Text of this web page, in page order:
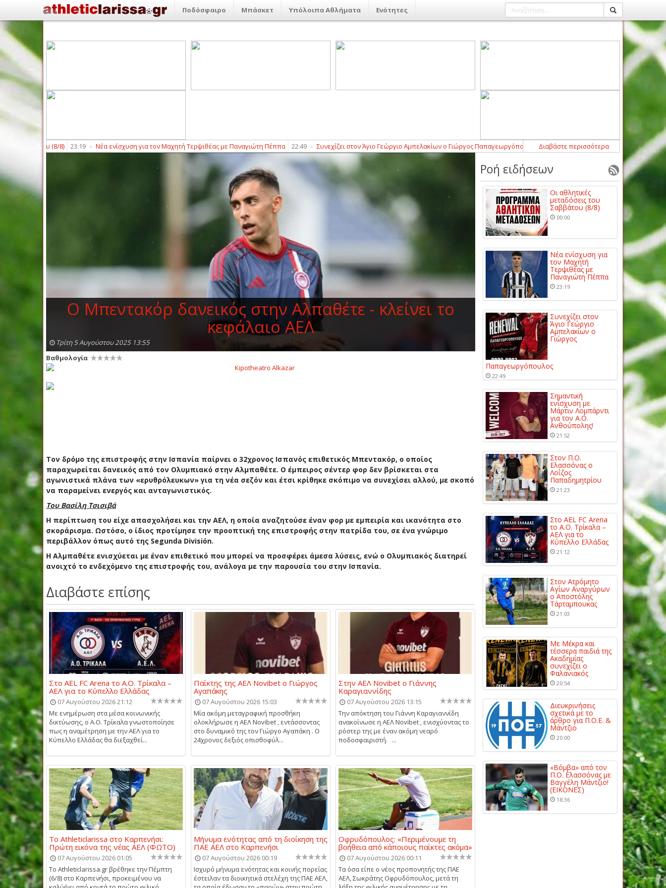
Ποδόσφαιρο Μπάσκετ Υπόλοιπα Αθλήματα Ενότητες
23:19 Νέα ενίσχυση για τον Μαχητή Τερψιθέας με Παναγιώτη Πέππα 22:49 Συνεχίζει στον Άγιο Γεώργιο Αμπελακίων ο Γιώργος Παπαγεωργόπουλος 21:52 - Σημαντική ενίσχυση με Μάρτιν
Διαβάστε περισσότερα
Ο Μπεντακόρ δανεικός στην Αλπαθέτε - κλείνει το
κεφάλαιο ΑΕΛ
Τρίτη 5 Αυγούστου 2025 13:55
Βαθμολογία
Τον δρόμο της επιστροφής στην Ισπανία παίρνει ο 32χρονος Ισπανός επιθετικός Μπεντακόρ, ο οποίος
παραχωρείται δανεικός από τον Ολυμπιακό στην Αλμπαθέτε. Ο έμπειρος σέντερ φορ δεν βρίσκεται στα
αγωνιστικά πλάνα των «ερυθρόλευκων» για τη νέα σεζόν και έτσι κρίθηκε σκόπιμο να συνεχίσει αλλού, με σκοπό
να παραμείνει ενεργός και ανταγωνιστικός.
Του Βασίλη Τσισιβά
Η περίπτωση του είχε απασχολήσει και την ΑΕΛ, η οποία αναζητούσε έναν φορ με εμπειρία και ικανότητα στο
σκοράρισμα. Ωστόσο, ο ίδιος προτίμησε την προοπτική της επιστροφής στην πατρίδα του, σε ένα γνώριμο
περιβάλλον όπως αυτό της Segunda División.
Η Αλμπαθέτε ενισχύεται με έναν επιθετικό που μπορεί να προσφέρει άμεσα λύσεις, ενώ ο Ολυμπιακός διατηρεί
ανοιχτό το ενδεχόμενο της επιστροφής του, ανάλογα με την παρουσία του στην Ισπανία.
Διαβάστε επίσης
Στο AEL FC Arena το Α.Ο. Τρίκαλα –
ΑΕΛ για το Κύπελλο Ελλάδας
07 Αυγούστου 2026 21:12
Με ενημέρωση στα μέσα κοινωνικής
δικτύωσης, ο Α.Ο. Τρίκαλα γνωστοποίησε
πως η αναμέτρηση με την ΑΕΛ για το
Κύπελλο Ελλάδας θα διεξαχθεί...
Παίκτης της ΑΕΛ Novibet ο Γιώργος
Αγαπάκης
07 Αυγούστου 2026 15:03
Μία ακόμη μεταγραφική προσθήκη
ολοκλήρωσε η ΑΕΛ Novibet , εντάσσοντας
στο δυναμικό της τον Γιώργο Αγαπάκη . Ο
24χρονος δεξιός οπισθοφύλ...
Στην ΑΕΛ Novibet ο Γιάννης
Καραγιαννίδης
07 Αυγούστου 2026 13:15
Την απόκτηση του Γιάννη Καραγιαννίδη
ανακοίνωσε η ΑΕΛ Novibet , ενισχύοντας το
ρόστερ της με έναν ακόμη νεαρό
ποδοσφαιριστή. ...
Το Athleticlarissa στο Καρπενήσι:
Πρώτη εικόνα της νέας ΑΕΛ (ΦΩΤΟ)
07 Αυγούστου 2026 01:05
Το Athleticlarissa.gr βρέθηκε την Πέμπτη
(6/8) στο Καρπενήσι, προκειμένου να
Μήνυμα ενότητας από τη διοίκηση της
ΠΑΕ ΑΕΛ στο Καρπενήσι
07 Αυγούστου 2026 00:19
Ισχυρό μήνυμα ενότητας και κοινής πορείας
έστειλαν τα διοικητικά στελέχη της ΠΑΕ ΑΕΛ,
Οφρυδόπουλος: «Περιμένουμε τη
βοήθεια από κάποιους παίκτες ακόμα»
07 Αυγούστου 2026 00:11
Τα όσα είπε ο νέος προπονητής της ΠΑΕ
ΑΕΛ, Σωκράτης Οφρυδόπουλος, μετά τη
Ροή ειδήσεων
Οι αθλητικές
μεταδόσεις του
Σαββάτου (8/8)
00:00
Νέα ενίσχυση για
τον Μαχητή
Τερψιθέας με
Παναγιώτη Πέππα
23:19
Συνεχίζει στον
Άγιο Γεώργιο
Αμπελακίων ο
Γιώργος
Παπαγεωργόπουλος
22:49
Σημαντική
ενίσχυση με
Μάρτιν Λομπάρντι
για τον Α.Ο.
Ανθούπολης!
21:52
Στον Π.Ο.
Ελασσόνας ο
Λοΐζος
Παπαδημητρίου
21:23
Στο AEL FC Arena
το Α.Ο. Τρίκαλα –
ΑΕΛ για το
Κύπελλο Ελλάδας
21:12
Στον Ατρόμητο
Αγίων Αναργύρων
ο Αποστόλης
Τάρταμπουκας
21:03
Με Μέκρα και
τέσσερα παιδιά της
Ακαδημίας
συνεχίζει ο
Φαλανιακός
20:54
Διευκρινήσεις
σχετικά με το
άρθρο για Π.Ο.Ε. &
Μάντζιο
20:00
«Βόμβα» από τον
Π.Ο. Ελασσόνας με
Βαγγέλη Μάντζιο!
(ΕΙΚΟΝΕΣ)
18:36